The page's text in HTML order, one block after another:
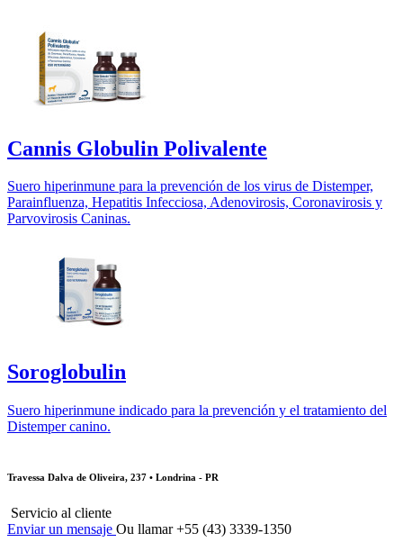
Cannis Globulin Polivalente
Suero hiperinmune para la prevención de los virus de Distemper,
Parainfluenza, Hepatitis Infecciosa, Adenovirosis, Coronavirosis y
Parvovirosis Caninas.
Soroglobulin
Suero hiperinmune indicado para la prevención y el tratamiento del
Distemper canino.
Travessa Dalva de Oliveira, 237 • Londrina - PR
Servicio al cliente
Enviar un mensaje Ou llamar +55 (43) 3339-1350